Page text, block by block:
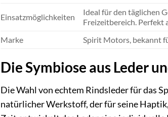
Einsatzmöglichkeiten
Ideal für den täglichen
Freizeitbereich. Perfekt
Marke
Spirit Motors, bekannt
Die Symbiose aus Leder
Die Wahl von echtem Rindsleder für das
natürlicher Werkstoff, der für seine